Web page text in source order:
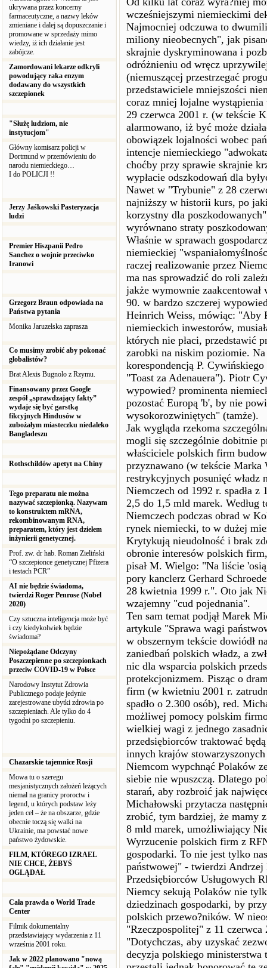
ukrywana przez koncerny
farmaceutyczne, a nazwy leków
zmieniane i dalej są dopuszczanie i
promowane w sprzedaży mimo
wiedzy, iż ich działanie jest
zabójcze.
Zamordowani lekarze odkryli
powodujący raka enzym
dodawany do wszystkich
szczepionek
"Służę ludziom, nie
instytucjom"
Główny komisarz policji w
Dortmund w przemówieniu do
narodu niemieckiego…
I do POLICJI !!
Jerzy Jaśkowski Pasteryzacja
ludzi
Premier Hiszpanii Pedro
Sanchez o wojnie przeciwko
Iranowi
Grzegorz Braun odpowiada na
Państwa pytania
Monika Jaruzelska zaprasza
Co musimy zrobić aby pokonać
globalistów?
Brat Alexis Bugnolo z Rzymu.
Finansowany przez Google
zespół „sprawdzający fakty”
wydaje się być garstką
fikcyjnych Hindusów w
zubożałym miasteczku niedaleko
Bangladeszu
Rothschildów apetyt na Chiny
Tego preparatu nie można
nazywać szczepionką. Nazywam
to konstruktem mRNA,
rekombinowanym RNA,
preparatem, który jest dziełem
inżynierii genetycznej.
Prof. zw. dr hab. Roman Zieliński
“O szczepionce genetycznej Pfizera
i testach PCR”
AI nie będzie świadoma,
twierdzi Roger Penrose (Nobel
2020)
Czy sztuczna inteligencja może być
i czy kiedykolwiek będzie
świadoma?
Niepożądane Odczyny
Poszczepienne po szczepionkach
przeciw COVID-19 w Polsce
Narodowy Instytut Zdrowia
Publicznego podaje jedynie
zarejestrowane ubytki zdrowia po
szczepieniach. Ale tylko do 4
tygodni po szczepieniu.
Chazarskie tajemnice Rosji
Mowa tu o szeregu
mesjanistycznych założeń leżących
niemal na granicy proroctw i
legend, u których podstaw leży
jeden cel – że na obszarze, gdzie
obecnie toczą się walki na
Ukrainie, ma powstać nowe
państwo żydowskie.
FILM, KTÓREGO IZRAEL
NIE CHCE, ŻEBYŚ
OGLĄDAŁ
Cała prawda o World Trade
Center
Filmik dokumentalny
przedstawiający wydarzenia z 11
września 2001 roku.
Jak w 2022 planowano "nową
wcześniejszymi niemieckimi
Najmocniej odczuwa to
miliony nieobecnych", jak
skrajnie dyskryminowana i
odróżnieniu od wręcz
(niemuszącej przestrzegać
przedstawiciele mniejszości
coraz mniej lojalne
29 czerwca 2001 r. (w tekście
alarmowano, iż być może
obowiązek lojalności wobec
intencje niemieckiego
choćby przy sprawie skrajnie
wypłacie odszkodowań dla
Nawet w "Trybunie" z 28
najniższy w historii kurs, po
korzystny dla
wyrównano straty
Właśnie w sprawach
niemieckiej
raczej realizowanie przez
ma nas sprowadzić do roli
jakże wymownie
90. w bardzo szczerej
Heinrich Weiss, mówiąc: "Aby
niemieckich inwestorów,
których nie płaci, przedstawić
zarobki na niskim poziomie.
korespondencją P.
"Toast za Adenauera"). Piotr
wypowied? prominenta
pozostać Europą 'b', by nie
wysokorozwiniętych" (tamże).
Jak wygląda rzekoma
mogli się szczególnie dobitnie
właściciele polskich firm
przyznawano (w tekście Marka
restrykcyjnych posunięć
Niemczech od 1992 r. spadła
2,5 do 1,5 mld marek. Według
Niemczech podczas obrad w
rynek niemiecki, to w dużej
Krytykują nieudolność i brak
obronie interesów polskich
pisał M. Wielgo: "Na liście
pory kanclerz Gerhard
28 kwietnia 1999 r.". Oto jak
wzajemny "cud pojednania".
Ten sam temat podjął Marek
artykule "Sprawa wagi
w obszernym tekście dowiódł
zaniedbań polskich władz, a
nic dla wsparcia polskich
protekcjonizmem. Pisząc o
firm (w kwietniu 2001 r.
spadło o 2.300 osób), red.
możliwej pomocy polskim
wielkiej wagi z jednego
przedsiębiorców traktować
innych krajów
Niemcom wypchnąć Polaków
siebie nie wpuszczą. Dlatego
starań, aby rozbroić jak
Michałowski przytacza
zrobić, tym bardziej, że mamy
8 mld marek, umożliwiający
Wyrzucenie polskich firm z
gospodarki. To nie jest tylko
państwowej" - twierdzi Andrzej
Przedsiębiorców Usługowych
Niemcy sekują Polaków nie
dziedzinach gospodarki, by
polskich przewo?ników. W
"Rzeczpospolitej" z 11 czerwca
"Dotychczas, aby uzyskać
decyzja polskiego